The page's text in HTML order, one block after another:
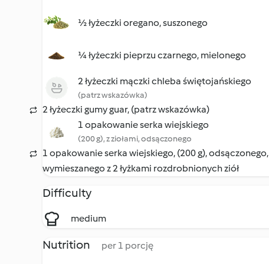
½ łyżeczki oregano, suszonego
¼ łyżeczki pieprzu czarnego, mielonego
2 łyżeczki mączki chleba świętojańskiego
(patrz wskazówka)
2 łyżeczki gumy guar, (patrz wskazówka)
1 opakowanie serka wiejskiego
(200 g), z ziołami, odsączonego
1 opakowanie serka wiejskiego, (200 g), odsączonego,
wymieszanego z 2 łyżkami rozdrobnionych ziół
Difficulty
medium
Nutrition per 1 porcję